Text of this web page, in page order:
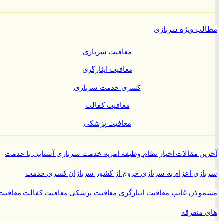
ویژه سربازی
معافیت سربازی
معافیت ایثارگری
کسری خدمت سربازی
معافیت کفالت
معافیت پزشکی
مقالاتاخبار نظام وظیفهامریهخدمت سربازیآشنایی با خدمت
اعزام به سربازیخروج از کشور سربازانکسری خدمت
غایبمعافیت ایثارگریمعافیت پزشکیمعافیت کفالتمعافیت
متفرقه